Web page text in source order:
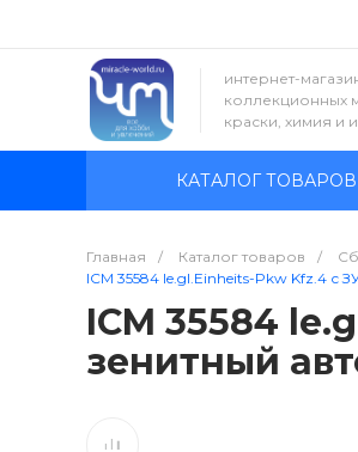
интернет-
коллекционных
краски, химия и
КАТАЛОГ ТОВАРОВ
Главная / Каталог товаров /
ICM 35584 le.gl.Einheits-Pkw Kfz.4 с
ICM 35584
зенитный